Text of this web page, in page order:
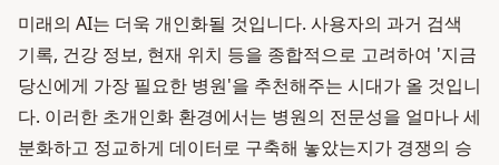
미래의 AI는 더욱 개인화될 것입니다. 사용자의 과거 검색
기록, 건강 정보, 현재 위치 등을 종합적으로 고려하여 '지금
당신에게 가장 필요한 병원'을 추천해주는 시대가 올 것입니
다. 이러한 초개인화 환경에서는 병원의 전문성을 얼마나 세
분화하고 정교하게 데이터로 구축해 놓았는지가 경쟁의 승